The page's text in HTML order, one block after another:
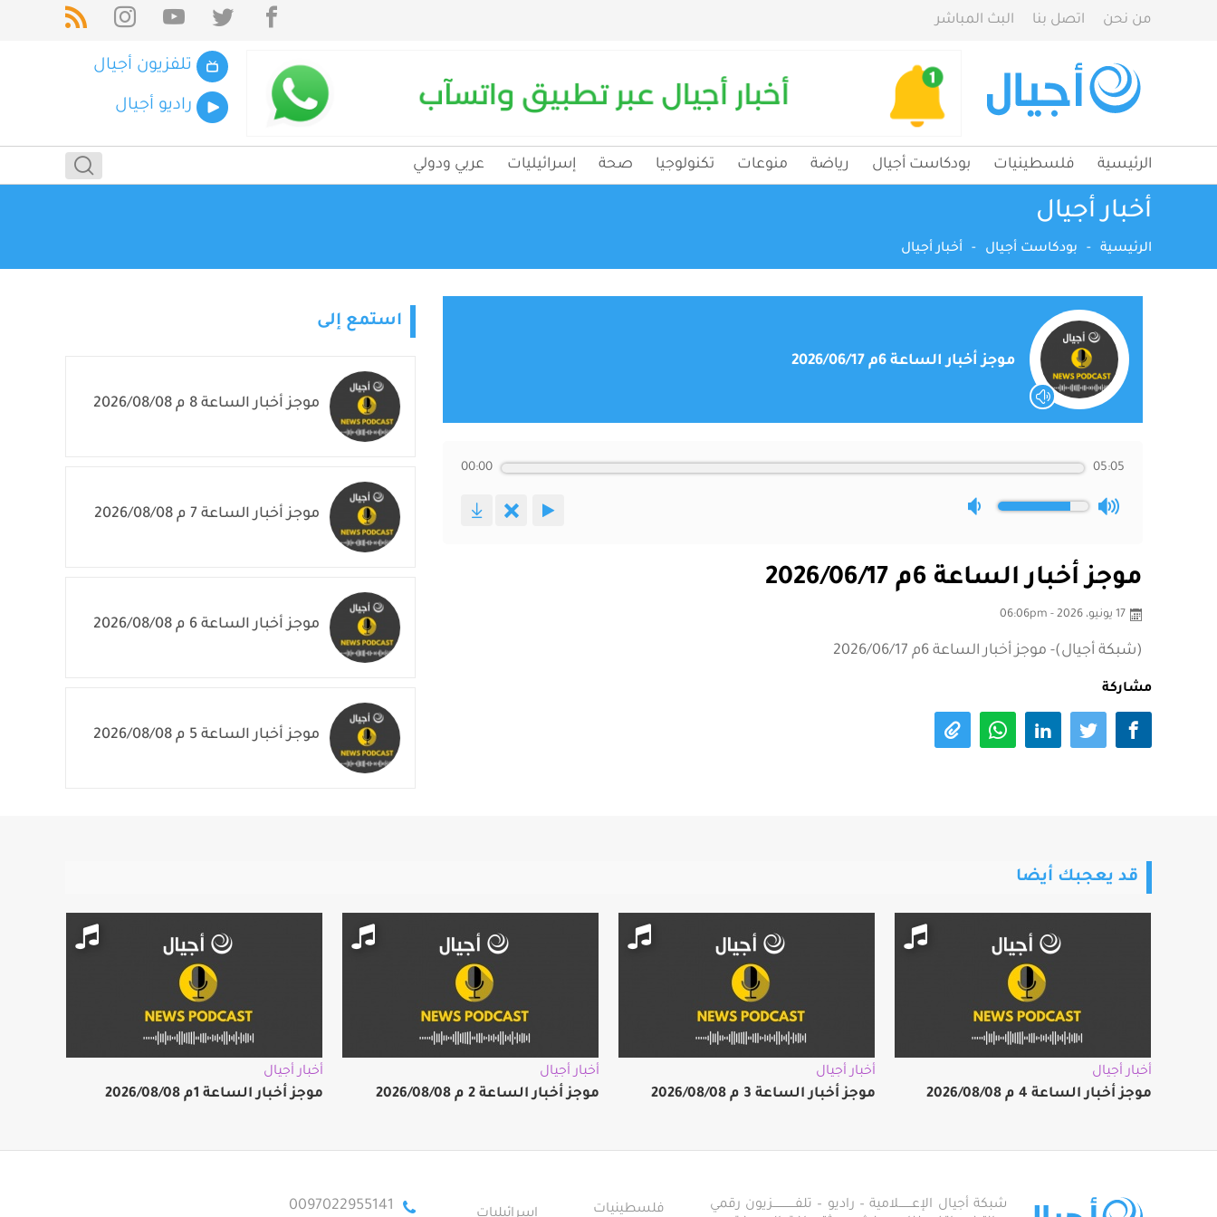
من نحن اتصل بنا البث المباشر
تلفزيون أجيال
راديو أجيال
الرئيسية فلسطينيات بودكاست أجيال رياضة منوعات تكنولوجيا صحة إسرائيليات عربي ودولي
أخبار أجيال
الرئيسية - بودكاست أجيال - أخبار أجيال
موجز أخبار الساعة 6م 2026/06/17
00:00 05:05
موجز أخبار الساعة 6م 2026/06/17
17 يونيو، 2026 - 06:06pm
(شبكة أجيال)- موجز أخبار الساعة 6م 2026/06/17
مشاركة
استمع إلى
موجز أخبار الساعة 8 م 2026/08/08
موجز أخبار الساعة 7 م 2026/08/08
موجز أخبار الساعة 6 م 2026/08/08
موجز أخبار الساعة 5 م 2026/08/08
قد يعجبك أيضا
أخبار أجيال
موجز أخبار الساعة 4 م 2026/08/08
أخبار أجيال
موجز أخبار الساعة 3 م 2026/08/08
أخبار أجيال
موجز أخبار الساعة 2 م 2026/08/08
أخبار أجيال
موجز أخبار الساعة 1م 2026/08/08
شبكة أجيال الإعـــــــلامية – راديو – تلفــــــــــــزيون رقمي
فلسطينيات 0097022955141